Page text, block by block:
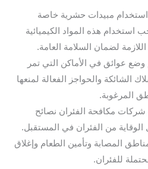
استخدام مبيدات حشرية خاصة
استخدام هذه المواد الكيميائية
لضمان السلامة العامة.
وضع عوائق في الأماكن التي تمر
الشائكة والحواجز الفعالة لمنعها
المرغوبة.
شركات مكافحة الفئران نصائح
الوقاية من الفئران في المستقبل.
المصابة وتأمين الطعام وإغلاق
للفئران.